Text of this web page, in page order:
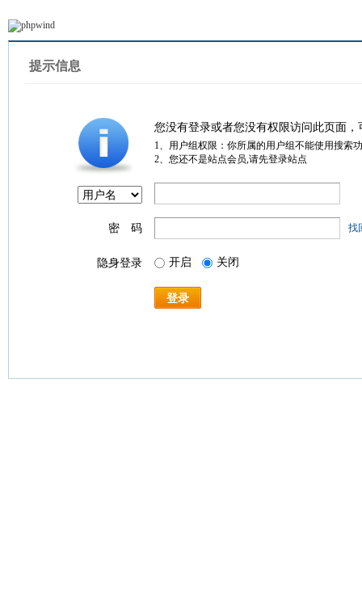
提示信息
您没有登录或者您没有权限访问此页面
1、用户组权限：你所属的用户组不能使用搜索
2、您还不是站点会员,请先登录站点
密 码 找
隐身登录 开启 关闭
登录